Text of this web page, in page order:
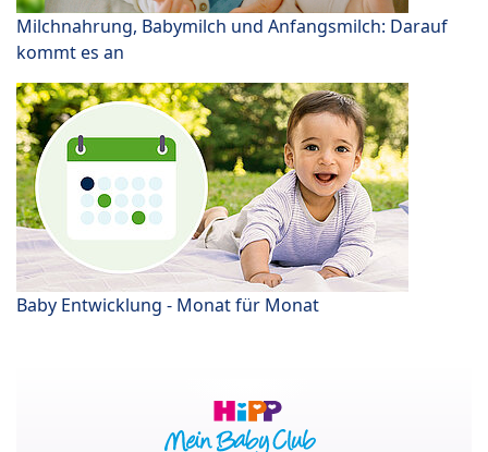
Milchnahrung, Babymilch und Anfangsmilch: Darauf
kommt es an
Baby Entwicklung - Monat für Monat